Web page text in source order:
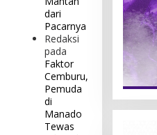
dari
Pacarnya
Redaksi
pada
Faktor
Cemburu,
Pemuda
di
Manado
Tewas